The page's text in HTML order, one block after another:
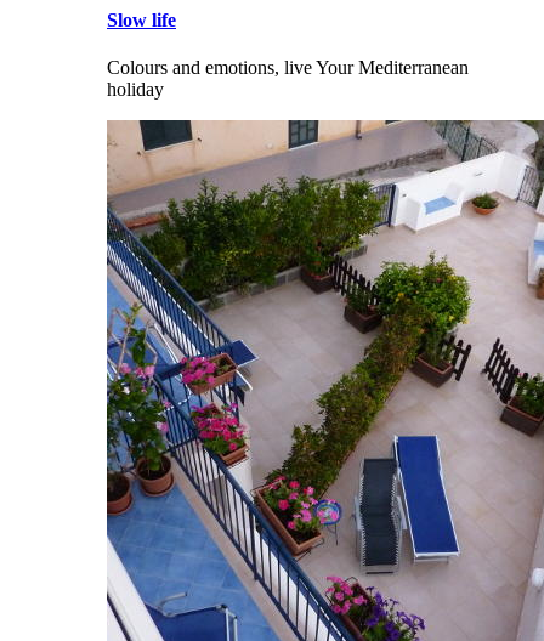
Slow life
Colours and emotions, live Your Mediterranean
holiday